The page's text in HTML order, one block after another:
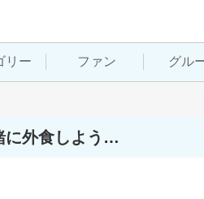
リー ファン グル
に外食しよう…